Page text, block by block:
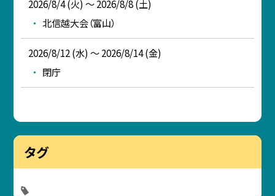
2026/8/4 (火) ～ 2026/8/8 (土)
北信越大会（富山）
2026/8/12 (水) ～ 2026/8/14 (金)
閉庁
タグ